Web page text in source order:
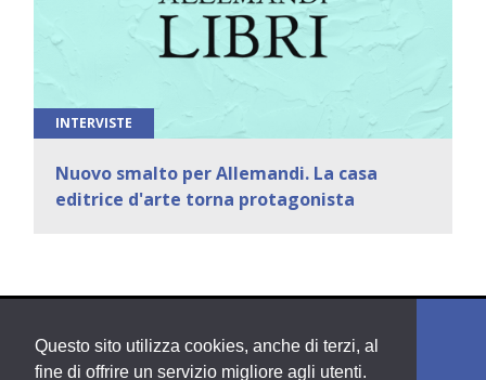
Questo sito utilizza cookies, anche di terzi, al
fine di offrire un servizio migliore agli utenti.
INTERVISTE
Nuovo smalto per Allemandi. La casa
editrice d'arte torna protagonista